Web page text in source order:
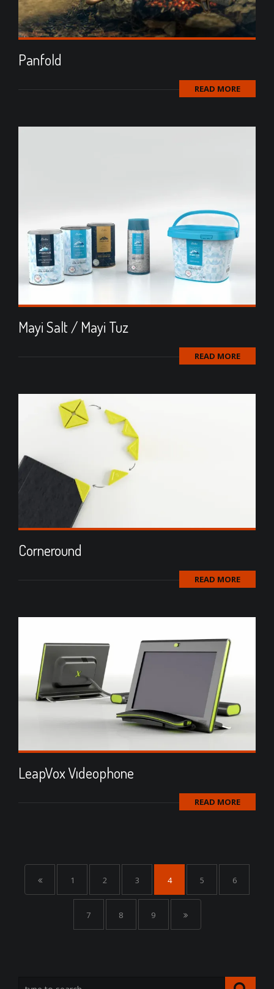
Panfold
READ MORE
Mayi Salt / Mayi Tuz
READ MORE
Corneround
READ MORE
LeapVox Vıdeophone
READ MORE
1 2 3 4 5 6
7 8 9